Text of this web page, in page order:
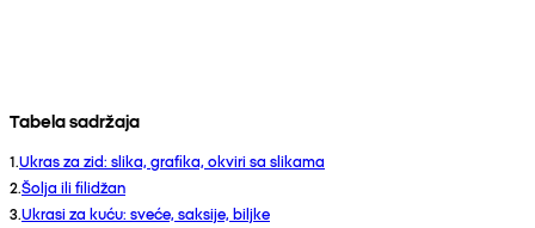
Tabela sadržaja
1.Ukras za zid: slika, grafika, okviri sa slikama
2.Šolja ili filidžan
3.Ukrasi za kuću: sveće, saksije, biljke